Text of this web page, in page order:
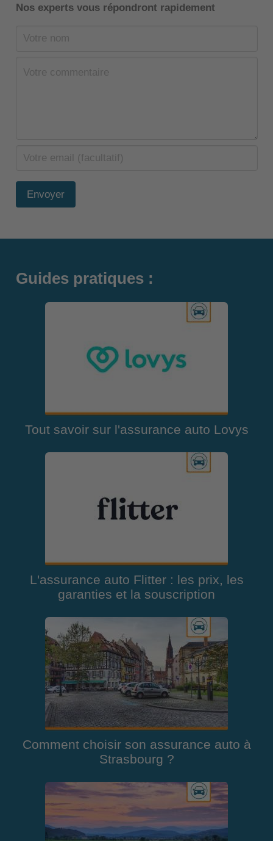
Nos experts vous répondront rapidement
Envoyer
Guides pratiques :
Tout savoir sur l'assurance auto Lovys
L'assurance auto Flitter : les prix, les
garanties et la souscription
Comment choisir son assurance auto à
Strasbourg ?